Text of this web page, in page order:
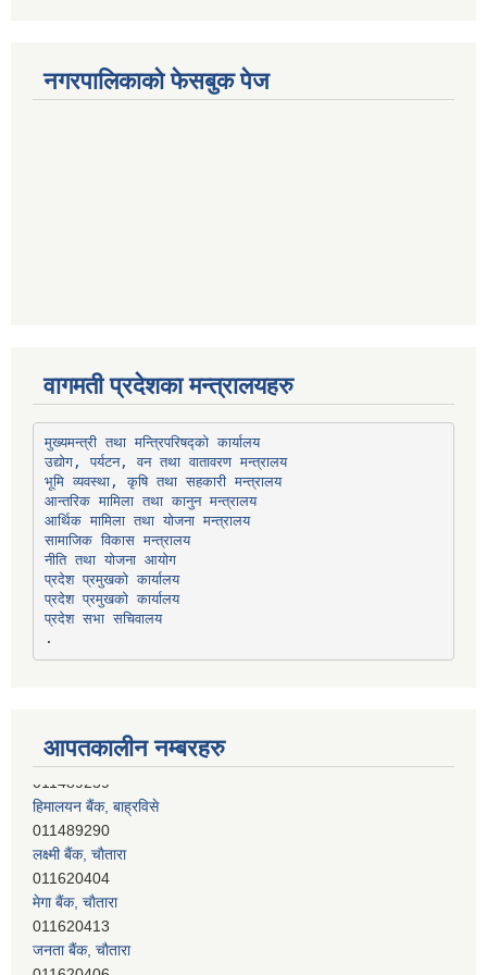
नगरपालिकाको फेसबुक पेज
वागमती प्रदेशका मन्त्रालयहरु
मुख्यमन्त्री तथा मन्त्रिपरिषद्को कार्यालय
उद्योग, पर्यटन, वन तथा वातावरण मन्त्रालय
भूमि व्यवस्था, कृषि तथा सहकारी मन्त्रालय
आन्तरिक मामिला तथा कानुन मन्त्रालय
आर्थिक मामिला तथा योजना मन्त्रालय
सामाजिक विकास मन्त्रालय
नीति तथा योजना आयोग
प्रदेश प्रमुखको कार्यालय
प्रदेश प्रमुखको कार्यालय
प्रदेश सभा सचिवालय
आपतकालीन नम्बरहरु
हिमालयन बैंक, बाह्रविसे
011489290
लक्ष्मी बैंक, चाैतारा
011620404
मेगा बैंक, चाैतारा
011620413
जनता बैंक, चाैतारा
011620406